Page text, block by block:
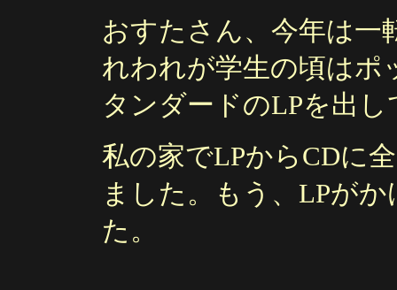
おすたさん、今年は一
れわれが学生の頃はポ
タンダードのLPを出
私の家でLPからCDに
ました。もう、LPが
た。